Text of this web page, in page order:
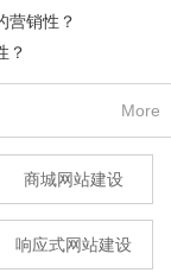
营销性？
？
More
商城网站建设
响应式网站建设